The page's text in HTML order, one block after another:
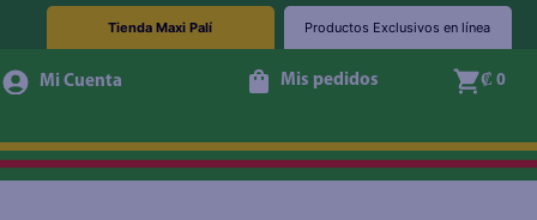
Tienda Maxi Palí Productos Exclusivos en línea
Mis pedidos ₡ 0